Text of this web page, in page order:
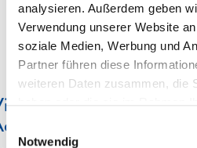
analysieren. Außerdem geben
Verwendung unserer Website
soziale Medien, Werbung und
Partner führen diese
weiteren Daten zusammen, die
unsererDatenschutzerklärung.
Einwilligungsauswahl
Notwendig
Dank für die